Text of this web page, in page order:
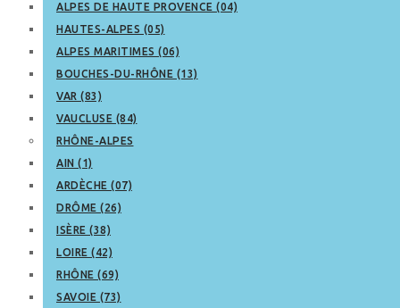
ALPES DE HAUTE PROVENCE (04)
HAUTES-ALPES (05)
ALPES MARITIMES (06)
BOUCHES-DU-RHÔNE (13)
VAR (83)
VAUCLUSE (84)
RHÔNE-ALPES
AIN (1)
ARDÈCHE (07)
DRÔME (26)
ISÈRE (38)
LOIRE (42)
RHÔNE (69)
SAVOIE (73)